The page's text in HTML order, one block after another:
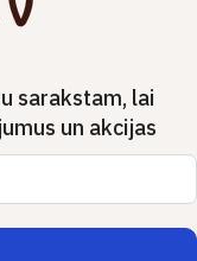
sarakstam, lai
un akcijas